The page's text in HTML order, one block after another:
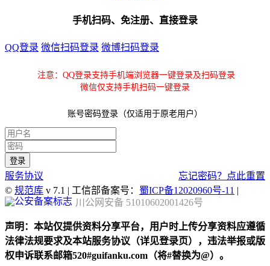
手机扫码、免注册、直接登录
QQ登录 微信扫码登录 微博扫码登录
注意：QQ登录支持手机端浏览器一键登录及扫码登录
微信仅支持手机扫码一键登录
账号密码登录（仅适用于原老用户）
服务协议
忘记密码？点此重置
© 规范库 v 7.1 | 工信部备案号： 蜀ICP备12020960号-11 |
川公网安备 51010602001426号
声明：本站仅提供资料分享平台，用户时上传分享资料应遵循
法律法规要求及本站服务协议（详见登录页），违法举报或版
权申诉联系邮箱520#guifanku.com（将#替换为@）。